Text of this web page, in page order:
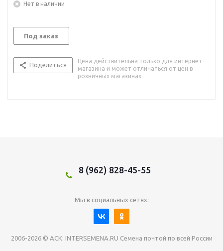
Нет в наличии
Под заказ
Поделиться
Цена действительна только для интернет-
магазина и может отличаться от цен в
розничных магазинах
8 (962) 828-45-55
Мы в социальных сетях:
2006-2026 © АСК: INTERSEMENA.RU Семена почтой по всей России